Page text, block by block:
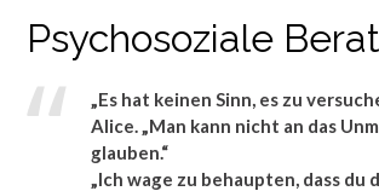
Psychosoziale
„Es hat keinen Sinn, es zu
Alice. „Man kann nicht an das
glauben.“
„Ich wage zu behaupten, dass du